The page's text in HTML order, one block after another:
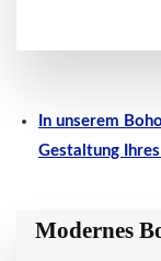
In unserem
Gestaltung
Modernes